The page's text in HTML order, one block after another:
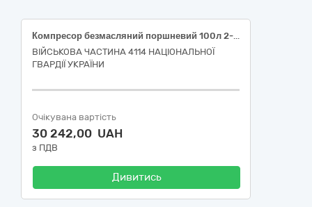
Компресор безмасляний поршневий 100л 2-1450Х3F100-220 AUARITA
ВІЙСЬКОВА ЧАСТИНА 4114 НАЦІОНАЛЬНОЇ
ГВАРДІЇ УКРАЇНИ
Очікувана вартість
30 242,00 UAH
з ПДВ
Дивитись